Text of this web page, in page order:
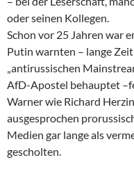
oder seinen Kollegen.
Schon vor 25 Jahren war
Putin warnten – lange
„antirussischen
AfD-Apostel behauptet
Warner wie Richard
ausgesprochen
Medien gar lange als
gescholten.